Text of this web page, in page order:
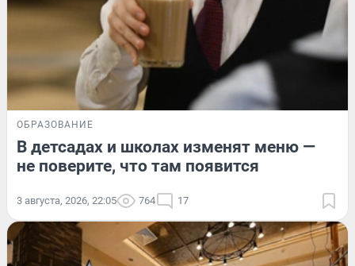
ОБРАЗОВАНИЕ
В детсадах и школах изменят меню —
не поверите, что там появится
3 августа, 2026, 22:05 764 17